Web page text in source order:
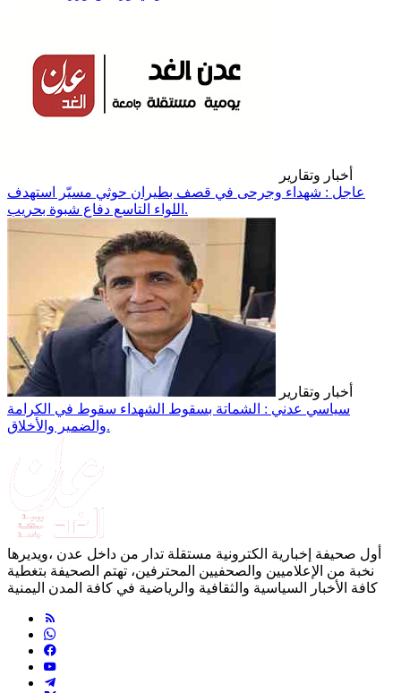
أخبار وتقارير
عاجل : شهداء وجرحى في قصف بطيران حوثي مسيّر استهدف
اللواء التاسع دفاع شبوة بحريب.
أخبار وتقارير
سياسي عدني : الشماتة بسقوط الشهداء سقوط في الكرامة
والضمير والأخلاق.
أول صحيفة إخبارية الكترونية مستقلة تدار من داخل عدن ،ويديرها
نخبة من الإعلاميين والصحفيين المحترفين، تهتم الصحيفة بتغطية
كافة الأخبار السياسية والثقافية والرياضية في كافة المدن اليمنية